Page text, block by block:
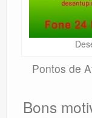
Pontos de
Bons